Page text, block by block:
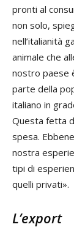
pronti al
non solo,
nell’italianità
animale che
nostro paese
parte della
italiano in
Questa fetta
spesa.
nostra
tipi di
quelli privati».
L’export